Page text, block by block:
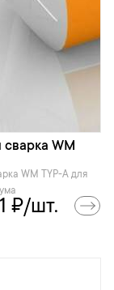
WM
WM TYP-A для
₽/шт.